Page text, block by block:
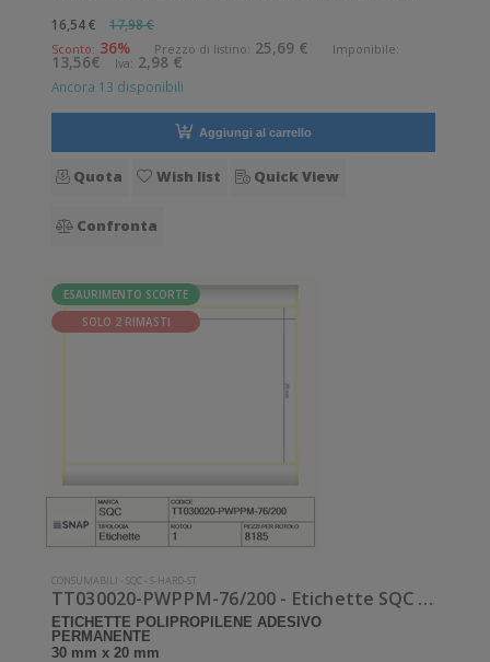
etichette per bobina. Etichette in polipropilene con adesivo
permanente. Diametro interno: 40 mm. Diametro esterno:
150 mm. Tipo: Supporto di
16,54 € 17,98 €
Sconto: 36% Prezzo di listino: 25,69 € Imponibile:
13,56€ Iva: 2,98 €
Ancora 13 disponibili
Aggiungi al carrello
Quota Wish list Quick View
Confronta
ESAURIMENTO SCORTE
SOLO 2 RIMASTI
CONSUMABILI -SQC -S-HARD-ST
TT030020-PWPPM-76/200 - Etichette SQC S-HARD-ST Polipropilene
ETICHETTE POLIPROPILENE ADESIVO
PERMANENTE
30 mm x 20 mm